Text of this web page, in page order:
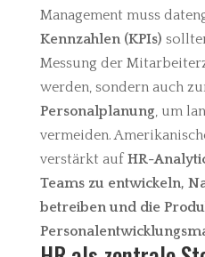
Management muss
Kennzahlen (KPIs)
Messung der
werden, sondern auch
Personalplanung, um
vermeiden.
verstärkt auf HR-
Teams zu entwickeln,
betreiben und die